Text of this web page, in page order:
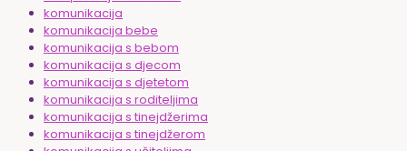
komunikacija
komunikacija bebe
komunikacija s bebom
komunikacija s djecom
komunikacija s djetetom
komunikacija s roditeljima
komunikacija s tinejdžerima
komunikacija s tinejdžerom